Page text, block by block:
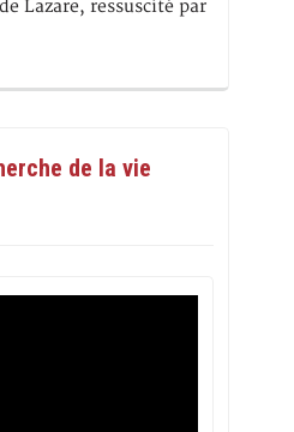
Lazare, ressuscité par
de la vie